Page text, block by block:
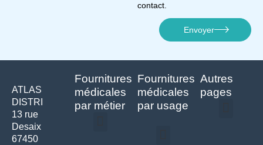
contact.
Envoyer
ATLAS
DISTRI
13 rue
Desaix
67450
Fournitures
médicales
par métier
Fournitures
médicales
par usage
Autres
pages